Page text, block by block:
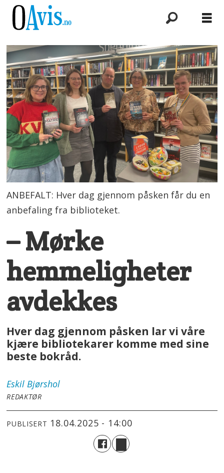
ANBEFALT: Hver dag gjennom påsken får du en
anbefaling fra biblioteket.
– Mørke
hemmeligheter
avdekkes
Hver dag gjennom påsken lar vi våre
kjære bibliotekarer komme med sine
beste bokråd.
Eskil Bjørshol
REDAKTØR
PUBLISERT 18.04.2025 - 14:00